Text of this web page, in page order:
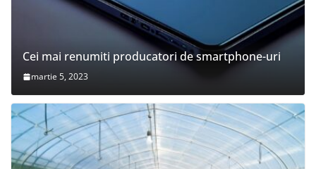
Cei mai renumiti producatori de smartphone-uri
martie 5, 2023